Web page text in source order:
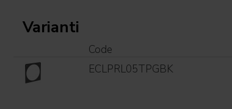
Varianti
Code
ECLPRL05TPGBK